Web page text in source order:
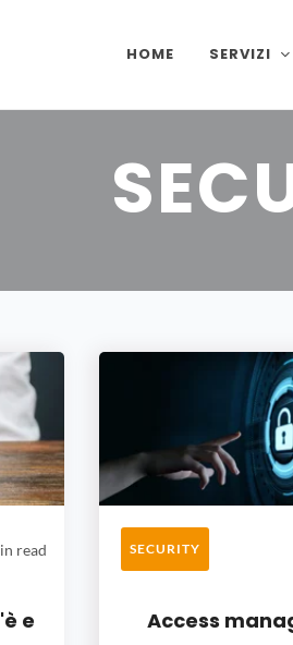
HOME SERVIZI
read
e
SECURITY
Access